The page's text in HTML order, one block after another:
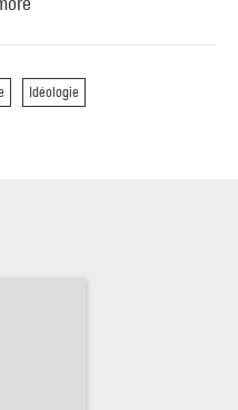
Paris.
Idéologie